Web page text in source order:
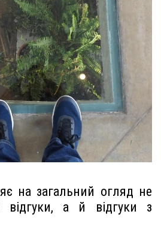
на загальний огляд не
відгуки, а й відгуки з